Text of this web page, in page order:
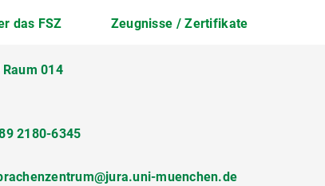
das FSZ Zeugnisse / Zertifikate
Raum 014
2180-6345
muenchen.de